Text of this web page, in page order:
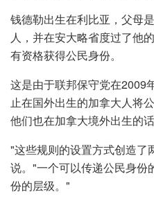
钱德勒出生在利比亚，父母
人，并在安大略省度过了他
有资格获得公民身份。
这是由于联邦保守党在2009
止在国外出生的加拿大人将
他们也在加拿大境外出生的话
"这些规则的设置方式创造
说。"一个可以传递公民身份
份的层级。"